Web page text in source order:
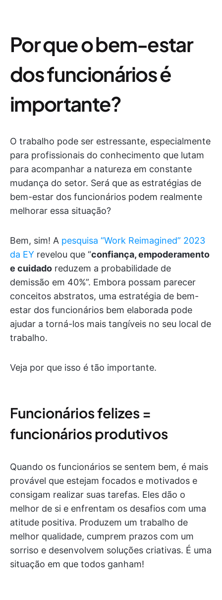
Por que o bem-estar
dos funcionários é
importante?
O trabalho pode ser estressante, especialmente
para profissionais do conhecimento que lutam
para acompanhar a natureza em constante
mudança do setor. Será que as estratégias de
bem-estar dos funcionários podem realmente
melhorar essa situação?
Bem, sim! A pesquisa “Work Reimagined” 2023
da EY revelou que “confiança, empoderamento
e cuidado reduzem a probabilidade de
demissão em 40%”. Embora possam parecer
conceitos abstratos, uma estratégia de bem-
estar dos funcionários bem elaborada pode
ajudar a torná-los mais tangíveis no seu local de
trabalho.
Veja por que isso é tão importante.
Funcionários felizes =
funcionários produtivos
Quando os funcionários se sentem bem, é mais
provável que estejam focados e motivados e
consigam realizar suas tarefas. Eles dão o
melhor de si e enfrentam os desafios com uma
atitude positiva. Produzem um trabalho de
melhor qualidade, cumprem prazos com um
sorriso e desenvolvem soluções criativas. É uma
situação em que todos ganham!